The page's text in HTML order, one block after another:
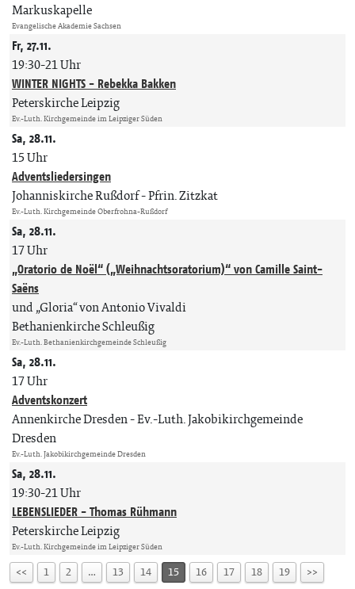
Markuskapelle
Evangelische Akademie Sachsen
Fr, 27.11.
19:30-21 Uhr
WINTER NIGHTS - Rebekka Bakken
Peterskirche Leipzig
Ev.-Luth. Kirchgemeinde im Leipziger Süden
Sa, 28.11.
15 Uhr
Adventsliedersingen
Johanniskirche Rußdorf Pfrin. Zitzkat
Ev.-Luth. Kirchgemeinde Oberfrohna-Rußdorf
Sa, 28.11.
17 Uhr
„Oratorio de Noël“ („Weihnachtsoratorium)“ von Camille Saint-
Saëns
und „Gloria“ von Antonio Vivaldi
Bethanienkirche Schleußig
Ev.-Luth. Bethanienkirchgemeinde Schleußig
Sa, 28.11.
17 Uhr
Adventskonzert
Annenkirche Dresden Ev.-Luth. Jakobikirchgemeinde
Dresden
Ev.-Luth. Jakobikirchgemeinde Dresden
Sa, 28.11.
19:30-21 Uhr
LEBENSLIEDER - Thomas Rühmann
Peterskirche Leipzig
Ev.-Luth. Kirchgemeinde im Leipziger Süden
<< 1 2 … 13 14 15 16 17 18 19 >>